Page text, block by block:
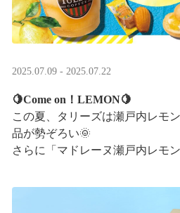
2025.07.09 - 2025.07.22
🍋Come on！LEMON🍋
この夏、タリーズは瀬戸内レモ
品が勢ぞろい🌞
さらに「マドレーヌ瀬戸内レモ